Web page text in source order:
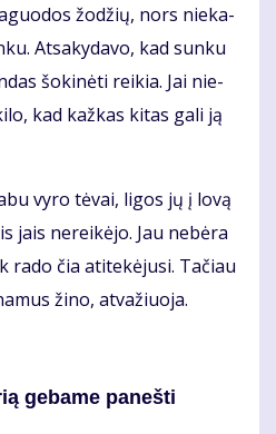
žo­džių, nors nie­ka­
At­sa­ky­da­vo, kad sun­ku
šo­ki­nė­ti rei­kia. Jai nie­
kad kaž­kas ki­tas ga­li ją
vy­ro tė­vai, li­gos jų į lo­vą
jais ne­rei­kė­jo. Jau ne­bė­ra
ra­do čia ati­te­kė­ju­si. Ta­čiau
ži­no, at­va­žiuo­ja.
ge­ba­me pa­neš­ti